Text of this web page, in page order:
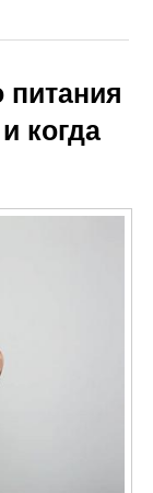
когда